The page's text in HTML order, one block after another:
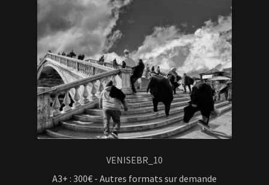
VENISEBR_10
A3+ : 300€ - Autres formats sur demande